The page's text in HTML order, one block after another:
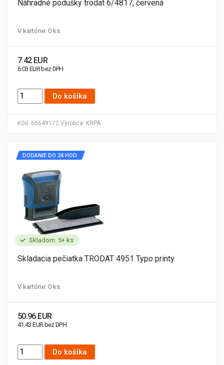
Kód: 66649172 Výrobca: KRPA
Náhradné podušky trodat 6/4817, červená
V kartóne: 0 ks
7.42 EUR
6.03 EUR bez DPH
Do košíka
Skladom: 5+ ks
DODANIE DO 24 HOD.
Skladacia pečiatka TRODAT 4951 Typo printy
V kartóne: 0 ks
50.96 EUR
41.43 EUR bez DPH
Do košíka